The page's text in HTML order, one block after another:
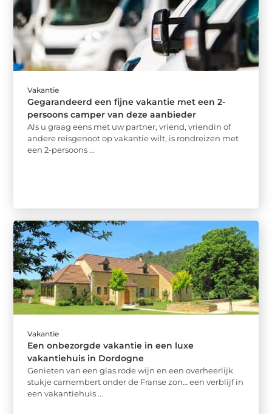
Vakantie
Gegarandeerd een fijne vakantie met een 2-
persoons camper van deze aanbieder
Als u graag eens met uw partner, vriend, vriendin of
andere reisgenoot op vakantie wilt, is rondreizen met
een 2-persoons ...
Vakantie
Een onbezorgde vakantie in een luxe
vakantiehuis in Dordogne
Genieten van een glas rode wijn en een overheerlijk
stukje camembert onder de Franse zon… een verblijf in
een vakantiehuis ...